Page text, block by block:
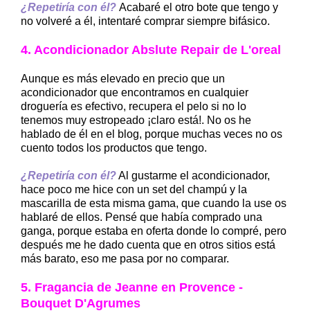
¿Repetiría con él? Acabaré el otro bote que tengo y
no volveré a él, intentaré comprar siempre bifásico.
4. Acondicionador Abslute Repair de L'oreal
Aunque es más elevado en precio que un
acondicionador que encontramos en cualquier
droguería es efectivo, recupera el pelo si no lo
tenemos muy estropeado ¡claro está!. No os he
hablado de él en el blog, porque muchas veces no os
cuento todos los productos que tengo.
¿Repetiría con él?Al gustarme el acondicionador,
hace poco me hice con un set del champú y la
mascarilla de esta misma gama, que cuando la use os
hablaré de ellos. Pensé que había comprado una
ganga, porque estaba en oferta donde lo compré, pero
después me he dado cuenta que en otros sitios está
más barato, eso me pasa por no comparar.
5. Fragancia de Jeanne en Provence -
Bouquet D'Agrumes